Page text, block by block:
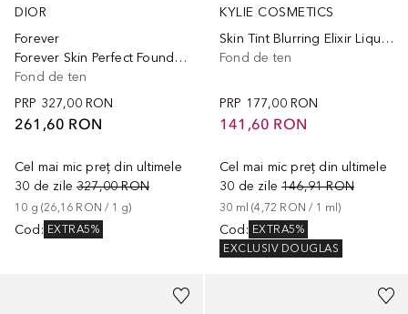
DIOR
Forever
Forever Skin Perfect Foundation Stick
Fond de ten
PRP 327,00 RON
261,60 RON
Cel mai mic preț din ultimele
30 de zile 327,00 RON
10 g (26,16 RON / 1 g)
Cod : EXTRA5%
KYLIE COSMETICS
Skin Tint Blurring Elixir Liquid Foundation
Fond de ten
PRP 177,00 RON
141,60 RON
Cel mai mic preț din ultimele
30 de zile 146,91 RON
30 ml (4,72 RON / 1 ml)
Cod : EXTRA5%
EXCLUSIV DOUGLAS
+9